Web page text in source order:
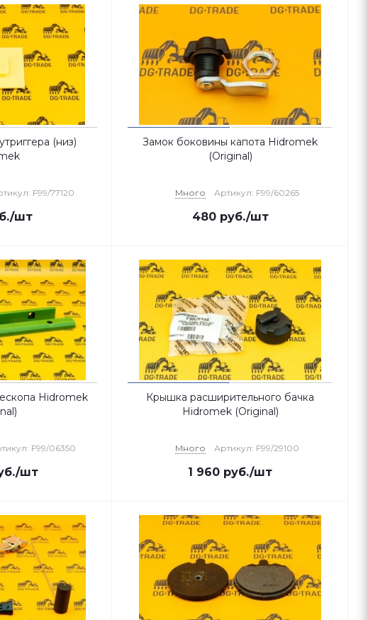
(низ)
F99/77120
/шт
Замок боковины капота Hidromek
(Original)
Много Артикул: F99/60265
480руб./шт
Hidromek
F99/06350
/шт
Крышка расширительного бачка
Hidromek (Original)
Много Артикул: F99/29100
1 960 руб./шт